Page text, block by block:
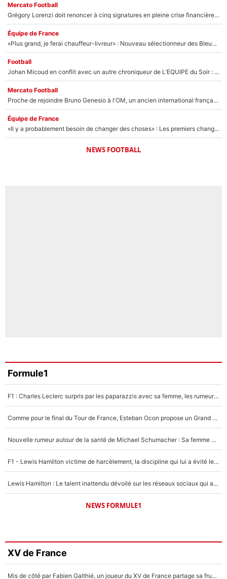
Mercato Football
Grégory Lorenzi doit renoncer à cinq signatures en pleine crise financière : L’IA propose sept noms à l’OM pour un mercato réussi... à seulement 5M€ !
Équipe de France
«Plus grand, je ferai chauffeur-livreur» : Nouveau sélectionneur des Bleus, Zinédine Zidane s’était imaginé un avenir très différent lorsqu'il était enfant
Football
Johan Micoud en conflit avec un autre chroniqueur de L’EQUIPE du Soir : «Pendant un moment, je ne les ai pas remis ensemble dans l'émission»
Mercato Football
Proche de rejoindre Bruno Genesio à l'OM, un ancien international français va finalement débarquer... sur RMC !
Équipe de France
«Il y a probablement besoin de changer des choses» : Les premiers changements de Zinedine Zidane en équipe de France sont révélés ?
NEWS FOOTBALL
Formule1
F1 : Charles Leclerc surpris par les paparazzis avec sa femme, les rumeurs étaient vraies !
Comme pour le final du Tour de France, Esteban Ocon propose un Grand Prix de Formule 1 à Paris : «Autour de l’Arc de Triomphe, ce serait génial» !
Nouvelle rumeur autour de la santé de Michael Schumacher : Sa femme Corinna sort du silence
F1 - Lewis Hamilton victime de harcèlement, la discipline qui lui a évité le pire : «J'aurais probablement mal tourné»
Lewis Hamilton : Le talent inattendu dévoilé sur les réseaux sociaux qui a impressionné Kim Kardashian pendant leurs vacances en amoureux !
NEWS FORMULE1
XV de France
Mis de côté par Fabien Galthié, un joueur du XV de France partage sa frustration : «ils ne me l’ont pas dit tout de suite»